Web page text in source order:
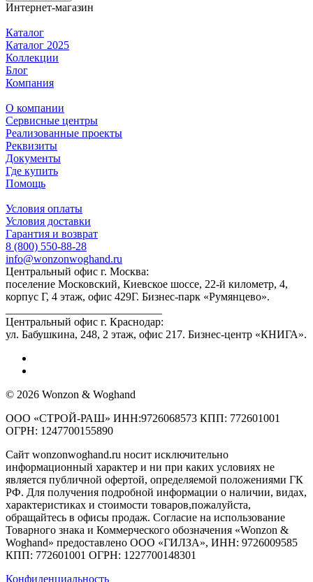
Интернет-магазин
Каталог
Каталог 2025
Коллекции
Блог
Компания
О компании
Сервисные центры
Реализованные проекты
Реквизиты
Документы
Где купить
Помощь
Условия оплаты
Условия доставки
Гарантия и возврат
8 (800) 550-88-28
info@wonzonwoghand.ru
Центральный офис г. Москва:
поселение Московский, Киевское шоссе, 22-й километр, 4,
корпус Г, 4 этаж, офис 429Г. Бизнес-парк «Румянцево».
Центральный офис г. Краснодар:
ул. Бабушкина, 248, 2 этаж, офис 217. Бизнес-центр «КНИГА».
© 2026 Wonzon & Woghand
ООО «СТРОЙ-РАШ» ИНН:9726068573 КПП: 772601001
ОГРН: 1247700155890
Сайт wonzonwoghand.ru носит исключительно
информационный характер и ни при каких условиях не
является публичной офертой, определяемой положениями ГК
РФ. Для получения подробной информации о наличии, видах,
характеристиках и стоимости товаров,пожалуйста,
обращайтесь в офисы продаж. Согласие на использование
Товарного знака и Коммерческого обозначения «Wonzon &
Woghand» предоставлено OOO «ГИЛЗА», ИНН: 9726009585
КПП: 772601001 ОГРН: 1227700148301
Конфиденциальность